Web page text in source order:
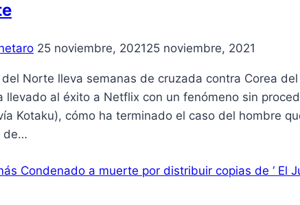
25 noviembre, 202125 noviembre, 2021
Norte lleva semanas de cruzada contra Corea
llevado al éxito a Netflix con un fenómeno sin
Kotaku), cómo ha terminado el caso del hombre
de…
Condenado a muerte por distribuir copias de ‘ El